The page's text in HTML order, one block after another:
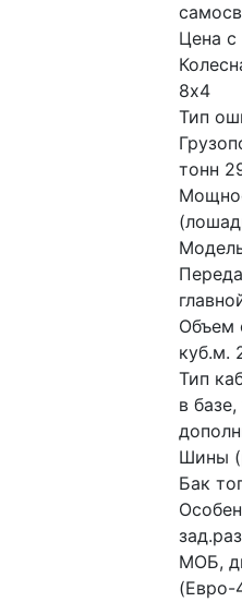
Цена
8x4
Тип
тонн
Объем
куб.м.
Тип
в
Шины
Бак
МОБ,
(Евро-